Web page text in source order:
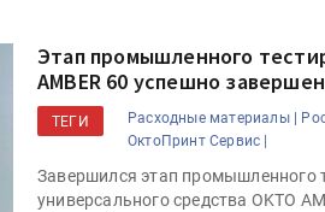
Этап промышленного
AMBER 60 успешно завершен
ТЕГИ Расходные материалы |
ОктоПринт Сервис |
Завершился этап промышленного
универсального средства OKTO